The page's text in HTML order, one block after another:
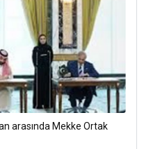
arasında Mekke Ortak